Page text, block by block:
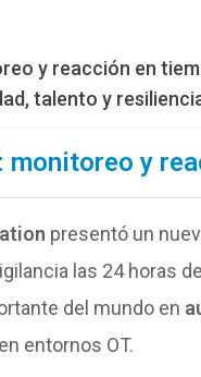
y reacción en
talento y
y
presentó un
las 24 horas
del mundo en
entornos OT.